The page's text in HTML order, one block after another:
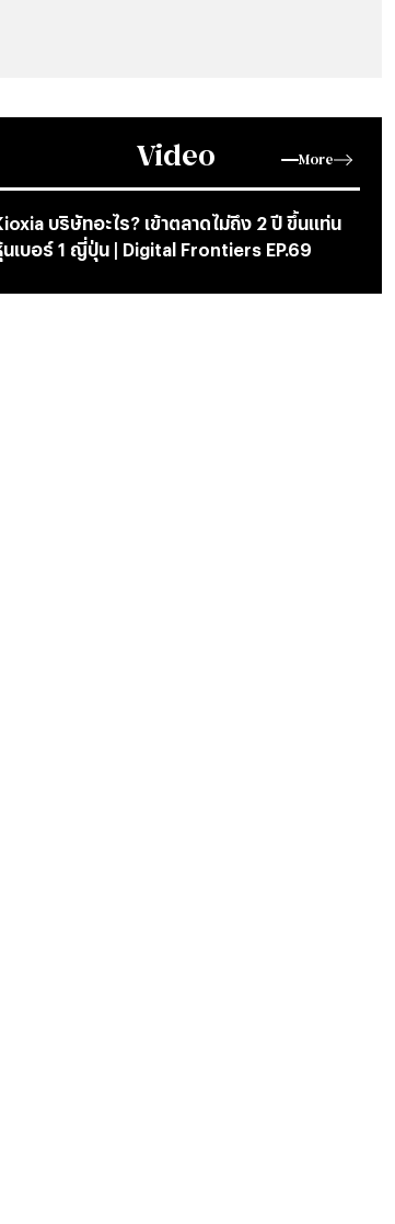
Video More
บริษัทอะไร? เข้าตลาดไม่ถึง 2 ปี ขึ้นแท่น
นเบอร์ 1 ญี่ปุ่น | Digital Frontiers EP.69